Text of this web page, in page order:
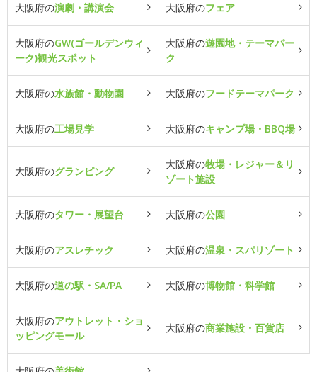
大阪府の演劇・講演会 大阪府のフェア
大阪府のGW(ゴールデンウィ
ーク)観光スポット
大阪府の遊園地・テーマパー
ク
大阪府の水族館・動物園 大阪府のフードテーマパーク
大阪府の工場見学 大阪府のキャンプ場・BBQ場
大阪府のグランピング
大阪府の牧場・レジャー＆リ
ゾート施設
大阪府のタワー・展望台 大阪府の公園
大阪府のアスレチック 大阪府の温泉・スパリゾート
大阪府の道の駅・SA/PA 大阪府の博物館・科学館
大阪府のアウトレット・ショ
ッピングモール
大阪府の商業施設・百貨店